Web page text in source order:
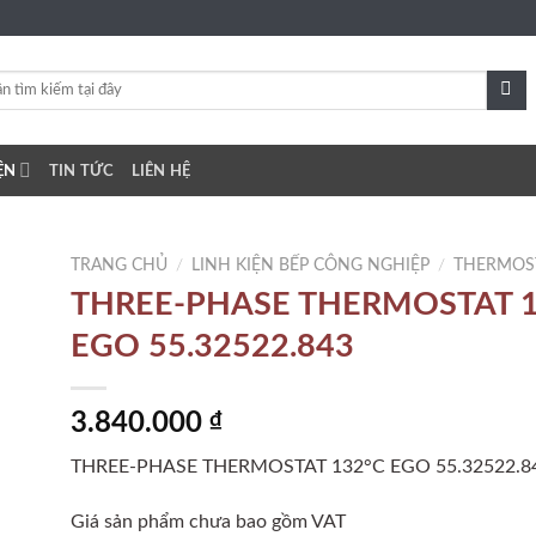
TIN TỨC LIÊN HỆ
TRANG CHỦ / LINH KIỆN BẾP CÔNG NGHIỆP /
THREE-PHASE THERMOSTAT
EGO 55.32522.843
3.840.000 ₫
THREE-PHASE THERMOSTAT 132°C EGO
Giá sản phẩm chưa bao gồm VAT